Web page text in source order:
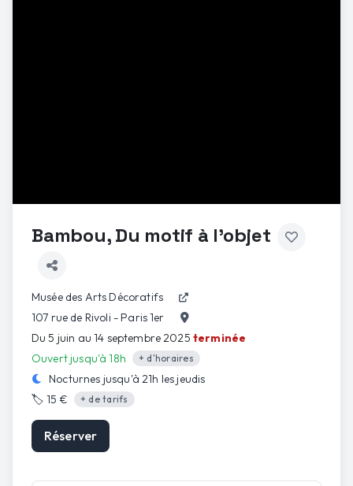
Bambou, Du motif à l'objet
Musée des Arts Décoratifs
107 rue de Rivoli - Paris 1er
Du 5 juin au 14 septembre 2025 terminée
Ouvert jusqu'à 18h
+ d'horaires
Nocturnes jusqu'à21h les jeudis
🏷️15 € + de tarifs
Réserver